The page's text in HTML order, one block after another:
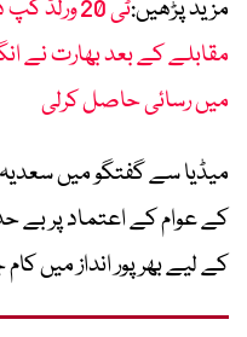
مزید پڑھیں:
ٹی 20
مقابلے کے بعد بھارت نے
میں رسائی حاصل کرلی
میڈیا سے گفتگو میں
کے عوام کے اعتماد پر بے
کے لیے بھرپور انداز میں